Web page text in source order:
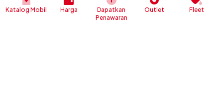
Katalog Mobil Harga
Dapatkan
Penawaran
Outlet Fleet